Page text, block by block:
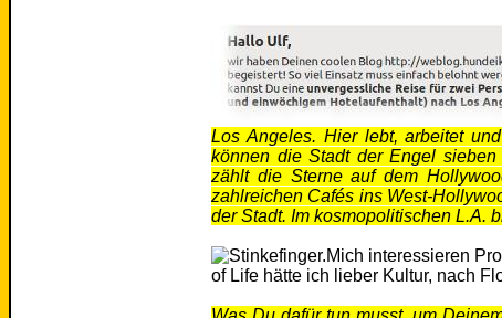
Los Angeles. Hier lebt, arbeitet
können die Stadt der Engel
zählt die Sterne auf dem
zahlreichen Cafés ins West-
der Stadt. Im kosmopolitischen L.A.
Mich interessieren
of Life hätte ich lieber Kultur, nach